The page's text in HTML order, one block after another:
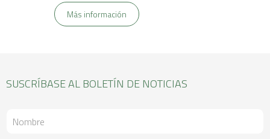
Más información
SUSCRÍBASE AL BOLETÍN DE NOTICIAS